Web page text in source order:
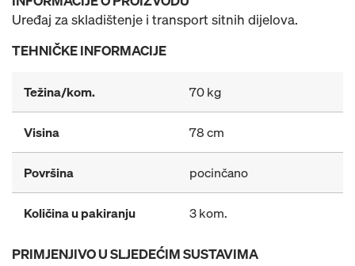
Uređaj za skladištenje i transport sitnih dijelova.
TEHNIČKE INFORMACIJE
Težina/kom. 70 kg
Visina 78 cm
Površina pocinčano
Količina u pakiranju 3 kom.
PRIMJENJIVO U SLJEDEĆIM SUSTAVIMA